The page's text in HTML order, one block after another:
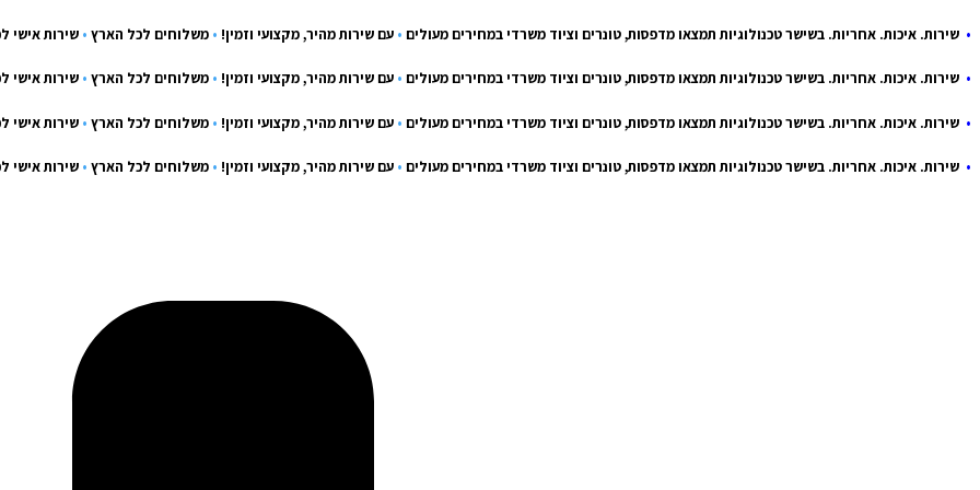
דלג• שירות. איכות. אחריות. בשישר טכנולוגיות תמצאו מדפסות, טונרים וציוד משרדי במחירים מעולים • עם שירות מהיר, מקצועי וזמין! • משלוחים לכל הארץ • שירות אישי
• שירות. איכות. אחריות. בשישר טכנולוגיות תמצאו מדפסות, טונרים וציוד משרדי במחירים מעולים • עם שירות מהיר, מקצועי וזמין! • משלוחים לכל הארץ • שירות אישי
• שירות. איכות. אחריות. בשישר טכנולוגיות תמצאו מדפסות, טונרים וציוד משרדי במחירים מעולים • עם שירות מהיר, מקצועי וזמין! • משלוחים לכל הארץ • שירות אישי
• שירות. איכות. אחריות. בשישר טכנולוגיות תמצאו מדפסות, טונרים וציוד משרדי במחירים מעולים • עם שירות מהיר, מקצועי וזמין! • משלוחים לכל הארץ • שירות אישי